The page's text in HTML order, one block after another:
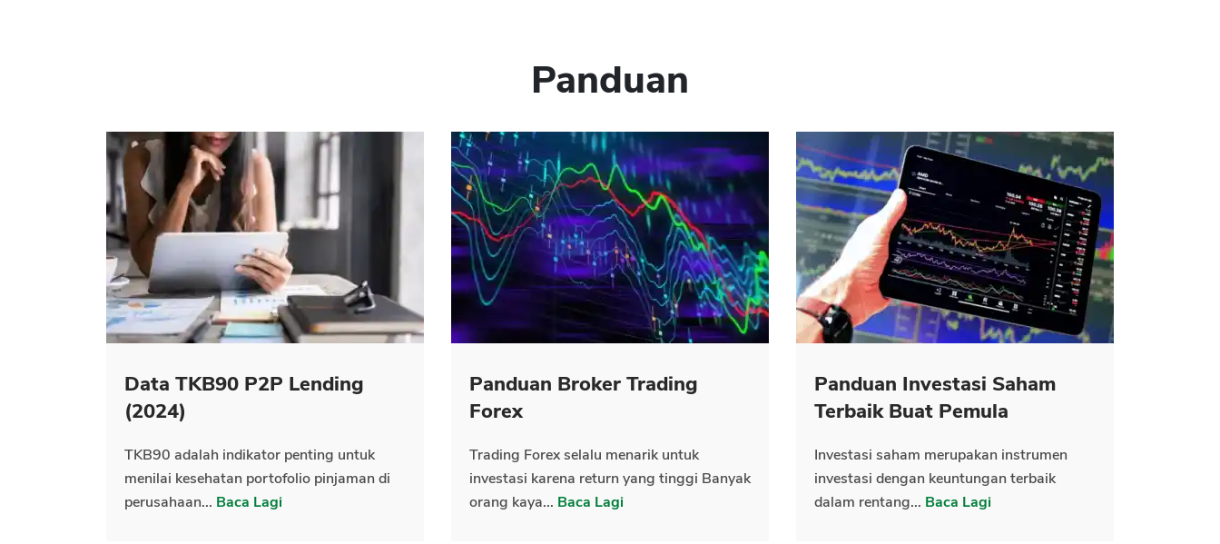
Panduan
Data TKB90 P2P Lending
(2024)
TKB90 adalah indikator penting untuk
menilai kesehatan portofolio pinjaman di
perusahaan... Baca Lagi
Panduan Broker Trading
Forex
Trading Forex selalu menarik untuk
investasi karena return yang tinggi Banyak
orang kaya... Baca Lagi
Panduan Investasi Saham
Terbaik Buat Pemula
Investasi saham merupakan instrumen
investasi dengan keuntungan terbaik
dalam rentang... Baca Lagi
CANCEL